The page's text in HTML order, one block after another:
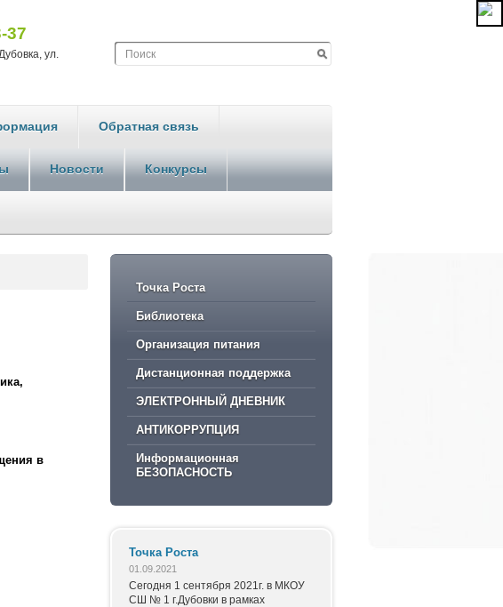
37
ул.
Обратная связь
Новости Конкурсы
в
Точка Роста
Библиотека
Организация питания
Дистанционная поддержка
ЭЛЕКТРОННЫЙ ДНЕВНИК
АНТИКОРРУПЦИЯ
Информационная
БЕЗОПАСНОСТЬ
Точка Роста
01.09.2021
Сегодня 1 сентября 2021г. в МКОУ
СШ № 1 г.Дубовки в рамках